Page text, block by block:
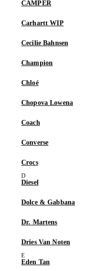
CAMPER
Carhartt WIP
Cecilie Bahnsen
Champion
Chloé
Chopova Lowena
Coach
Converse
Crocs
Diesel
Dolce & Gabbana
Dr. Martens
Dries Van Noten
Eden Tan